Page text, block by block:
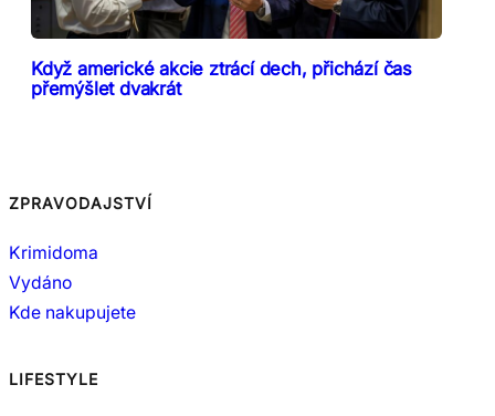
Když americké akcie ztrácí dech, přichází čas
přemýšlet dvakrát
ZPRAVODAJSTVÍ
Krimidoma
Vydáno
Kde nakupujete
LIFESTYLE